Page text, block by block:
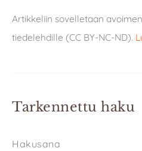
Artikkeliin sovelletaan
tiedelehdille (CC BY-NC-ND).
Tarkennettu haku
Hakusana